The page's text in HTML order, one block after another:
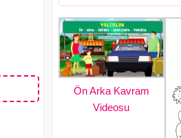
Ön Arka Kavram
Videosu